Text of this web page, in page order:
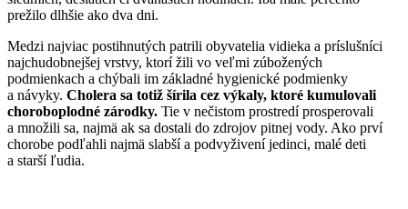
prežilo dlhšie ako dva dni.
Medzi najviac postihnutých patrili obyvatelia vidieka a príslušníci
najchudobnejšej vrstvy, ktorí žili vo veľmi zúbožených
podmienkach a chýbali im základné hygienické podmienky
a návyky. Cholera sa totiž šírila cez výkaly, ktoré kumulovali
choroboplodné zárodky. Tie v nečistom prostredí prosperovali
a množili sa, najmä ak sa dostali do zdrojov pitnej vody. Ako prví
chorobe podľahli najmä slabší a podvyživení jedinci, malé deti
a starší ľudia.